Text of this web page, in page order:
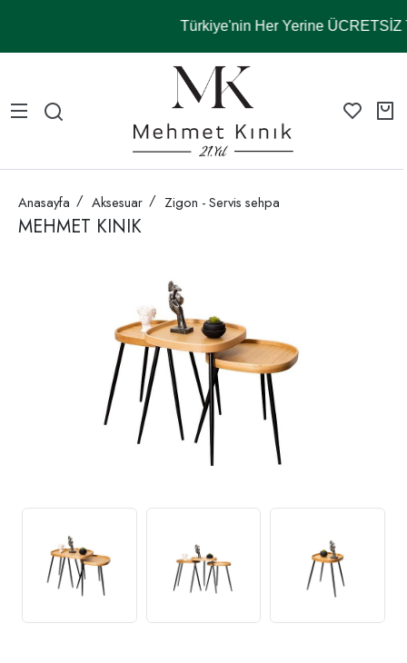
Türkiye'nin Her Yerine ÜCRETSİZ
Anasayfa Aksesuar Zigon - Servis sehpa
MEHMET KINIK